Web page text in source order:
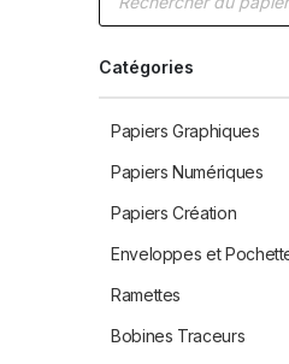
produits
Catégories
Papiers Graphiques
Papiers Numériques
Papiers Création
Enveloppes et
Ramettes
Bobines Traceurs